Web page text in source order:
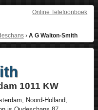
Online Telefoonboek
› A G Walton-Smith
1011 KW
Noord-Holland,